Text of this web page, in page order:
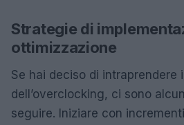
Strategie di
ottimizzazione
Se hai deciso di intraprendere
dell’overclocking, ci sono
seguire. Iniziare con